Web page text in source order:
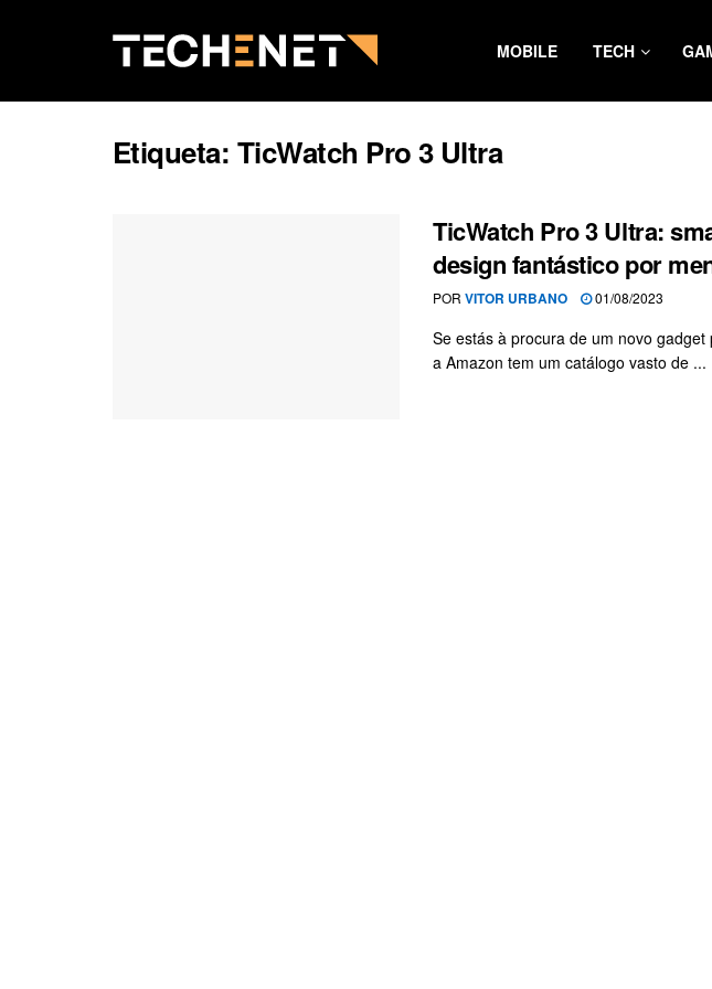
MOBILE TECH
Etiqueta: TicWatch Pro 3 Ultra
TicWatch Pro 3 Ultra:
design fantástico por
POR VITOR URBANO 01/08/2023
Se estás à procura de um novo
a Amazon tem um catálogo vasto de ...